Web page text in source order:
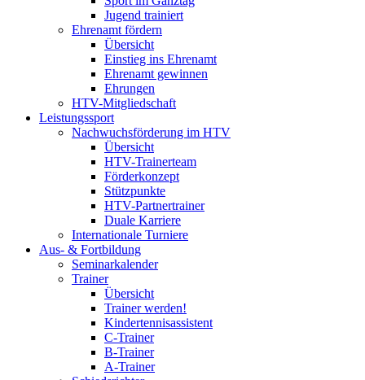
Jugend trainiert
Ehrenamt fördern
Übersicht
Einstieg ins Ehrenamt
Ehrenamt gewinnen
Ehrungen
HTV-Mitgliedschaft
Leistungssport
Nachwuchsförderung im HTV
Übersicht
HTV-Trainerteam
Förderkonzept
Stützpunkte
HTV-Partnertrainer
Duale Karriere
Internationale Turniere
Aus- & Fortbildung
Seminarkalender
Trainer
Übersicht
Trainer werden!
Kindertennisassistent
C-Trainer
B-Trainer
A-Trainer